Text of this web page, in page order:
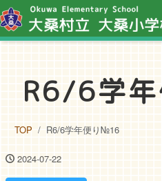
R6/6学
TOP R6/6学年便り№16
2024-07-22